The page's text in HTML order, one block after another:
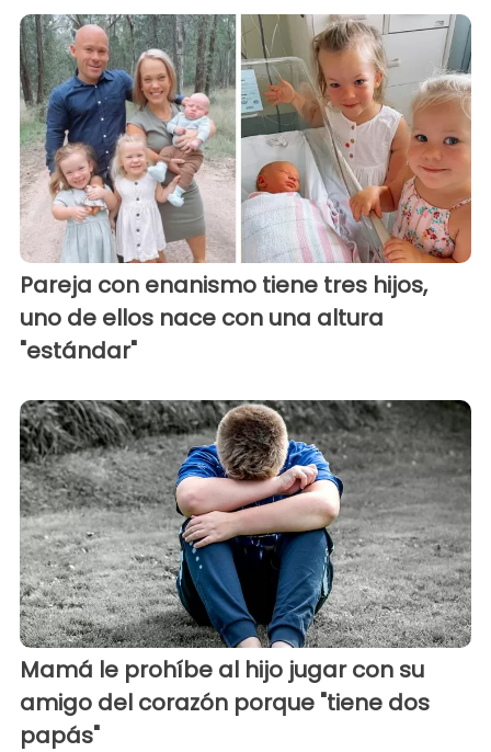
Pareja con enanismo tiene tres hijos,
uno de ellos nace con una altura
"estándar"
Mamá le prohíbe al hijo jugar con su
amigo del corazón porque "tiene dos
papás"